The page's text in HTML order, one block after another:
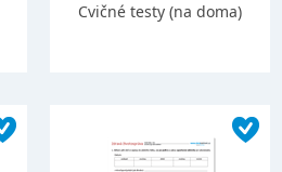
Cvičné testy (na doma)